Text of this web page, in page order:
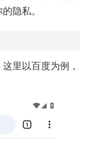
隐私。
里以百度为例，